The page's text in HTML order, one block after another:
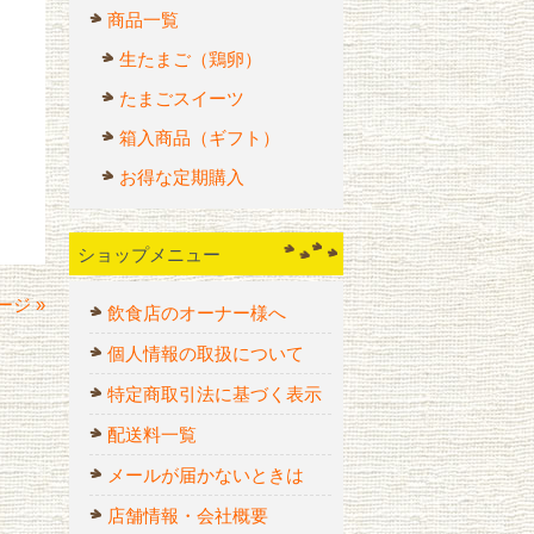
ジ »
商品一覧
生たまご（鶏卵）
たまごスイーツ
箱入商品（ギフト）
お得な定期購入
ショップメニュー
飲食店のオーナー様へ
個人情報の取扱について
特定商取引法に基づく表示
配送料一覧
メールが届かないときは
店舗情報・会社概要